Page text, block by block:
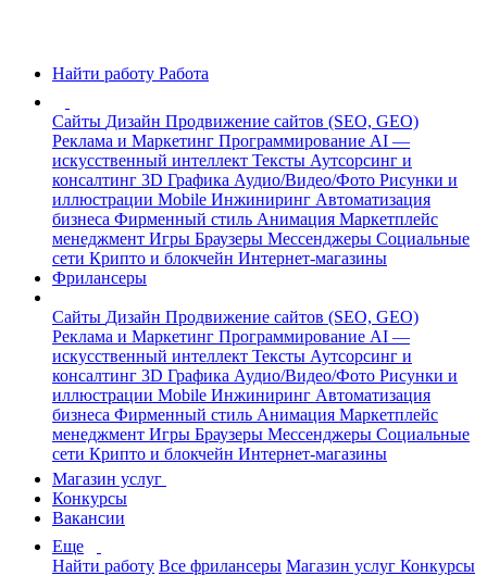
Найти работу Работа
Сайты Дизайн Продвижение сайтов (SEO, GEO)
Реклама и Маркетинг Программирование AI —
искусственный интеллект Тексты Аутсорсинг и
консалтинг 3D Графика Аудио/Видео/Фото Рисунки и
иллюстрации Mobile Инжиниринг Автоматизация
бизнеса Фирменный стиль Анимация Маркетплейс
менеджмент Игры Браузеры Мессенджеры Социальные
сети Крипто и блокчейн Интернет-магазины
Фрилансеры
Сайты Дизайн Продвижение сайтов (SEO, GEO)
Реклама и Маркетинг Программирование AI —
искусственный интеллект Тексты Аутсорсинг и
консалтинг 3D Графика Аудио/Видео/Фото Рисунки и
иллюстрации Mobile Инжиниринг Автоматизация
бизнеса Фирменный стиль Анимация Маркетплейс
менеджмент Игры Браузеры Мессенджеры Социальные
сети Крипто и блокчейн Интернет-магазины
Магазин услуг
Конкурсы
Вакансии
Еще
Найти работу Все фрилансеры Магазин услуг Конкурсы